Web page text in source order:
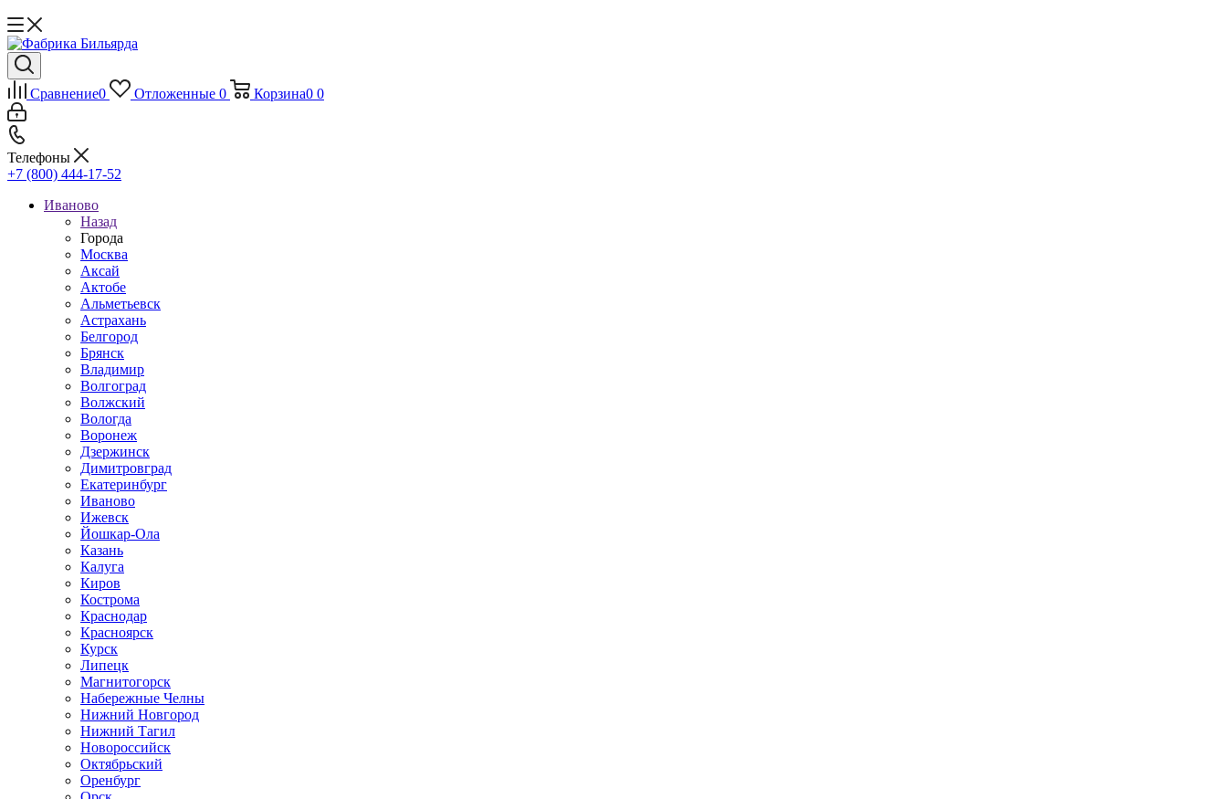
Сравнение0 Отложенные 0 Корзина0 0
Телефоны
+7 (800) 444-17-52
Иваново
Назад
Города
Москва
Аксай
Актобе
Альметьевск
Астрахань
Белгород
Брянск
Владимир
Волгоград
Волжский
Вологда
Воронеж
Дзержинск
Димитровград
Екатеринбург
Иваново
Ижевск
Йошкар-Ола
Казань
Калуга
Киров
Кострома
Краснодар
Красноярск
Курск
Липецк
Магнитогорск
Набережные Челны
Нижний Новгород
Нижний Тагил
Новороссийск
Октябрьский
Оренбург